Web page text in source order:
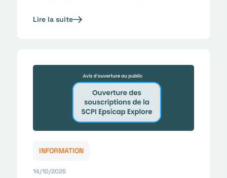
Lire la suite
INFORMATION
14/10/2025